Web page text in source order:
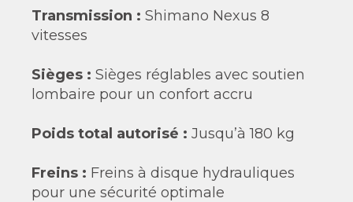
Transmission : Shimano Nexus 8
vitesses
Sièges : Sièges réglables avec soutien
lombaire pour un confort accru
Poids total autorisé : Jusqu’à 180 kg
Freins : Freins à disque hydrauliques
pour une sécurité optimale